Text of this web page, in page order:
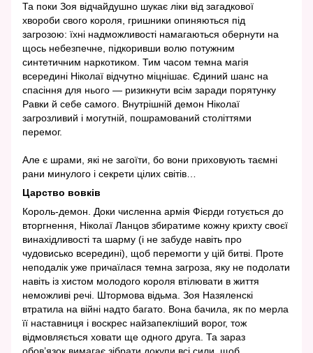
Та поки Зоя відчайдушно шукає ліки від загадкової
хвороби свого короля, гришники опиняються під
загрозою: їхні надможливості намагаються обернути на
щось небезпечне, підкоривши волю потужним
синтетичним наркотиком. Тим часом темна магія
всередині Ніколаї відчутно міцнішає. Єдиний шанс на
спасіння для нього — ризикнути всім заради порятунку
Равки й себе самого. Внутрішній демон Ніколаї
загрозливий і могутній, пошрамований століттями
перемог.
Але є шрами, які не загоїти, бо вони приховують таємні
рани минулого і секрети цілих світів…
Царство вовків
Король-демон. Доки численна армія Фієрди готується до
вторгнення, Ніколаї Ланцов збиратиме кожну крихту своєї
винахідливості та шарму (і не забуде навіть про
чудовисько всередині), щоб перемогти у цій битві. Проте
неподалік уже причаїлася темна загроза, яку не подолати
навіть із хистом молодого короля втілювати в життя
неможливі речі. Штормова відьма. Зоя Назяленскі
втратила на війні надто багато. Вона бачила, як по мерла
її наставниця і воскрес найзапекліший ворог, тож
відмовляється ховати ще одного друга. Та зараз